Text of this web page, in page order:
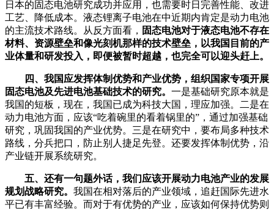
日本的固态电池研究成功并应用，也需要时日完善性能、改进
工艺、降低成本。液态锂离子电池在中近期内肯定是动力电池
的主流技术路线。从反方面看， 固态电池对于液态电池不存在
材料、资源壁垒和像光刻机那样的技术壁垒，以我国目前的产
业体量和研发投入，即便被暂时超越，也完全可以迎头赶上。
四、我国应发挥体制优势和产业优势，组织国家专项开展
固态电池及先进电池基础技术的研究。 一是基础研究原本就是
我国的短板，现在，我国已成为科技大国，理应加强。二是在
动力电池方面，应该“吃着碗里的看着锅里的”，通过加强基础
研究，巩固我国的产业优势。三是在研究中，要布局多种技术
路线，分兵把口，防止别人捷足先登。还要发挥体制优势，沿
产业链开展系统研究。
五、还有一句题外话，我们应该开展动力电池产业的发展
规划战略研究。 我国在相对落后的产业领域，追赶国际先进水
平已有丰富经验。而对于有优势的产业，应该如何保持优势则